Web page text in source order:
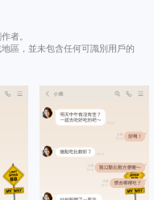
者。
區，並未包含任何可識別用戶的